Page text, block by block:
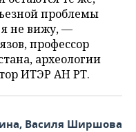
проблемы
не вижу, —
профессор
археологии
ИТЭР АН РТ.
Василя Ширшова